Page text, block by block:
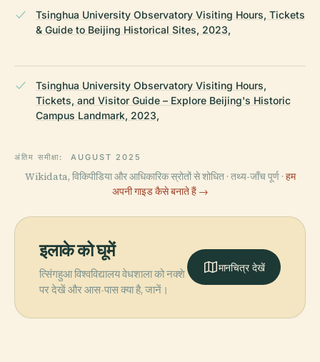
Tsinghua University Observatory Visiting Hours, Tickets
& Guide to Beijing Historical Sites, 2023,
Tsinghua University Observatory Visiting Hours,
Tickets, and Visitor Guide – Explore Beijing's Historic
Campus Landmark, 2023,
अंतिम समीक्षा: AUGUST 2025
Wikidata, विकिपीडिया और आधिकारिक स्रोतों से शोधित · तथ्य-जाँच पूर्ण · हम
अपनी गाइड कैसे बनाते हैं →
इलाके को घूमें
त्सिंगहुआ विश्वविद्यालय वेधशाला को नक्शे
पर देखें और आस-पास क्या है, जानें।
मानचित्र देखें